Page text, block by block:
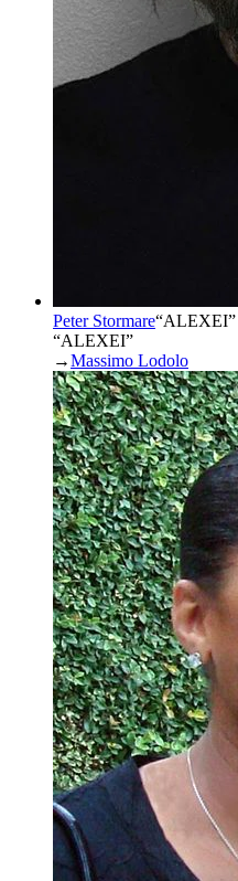
Peter Stormare“ALEXEI”
“ALEXEI”
→Massimo Lodolo